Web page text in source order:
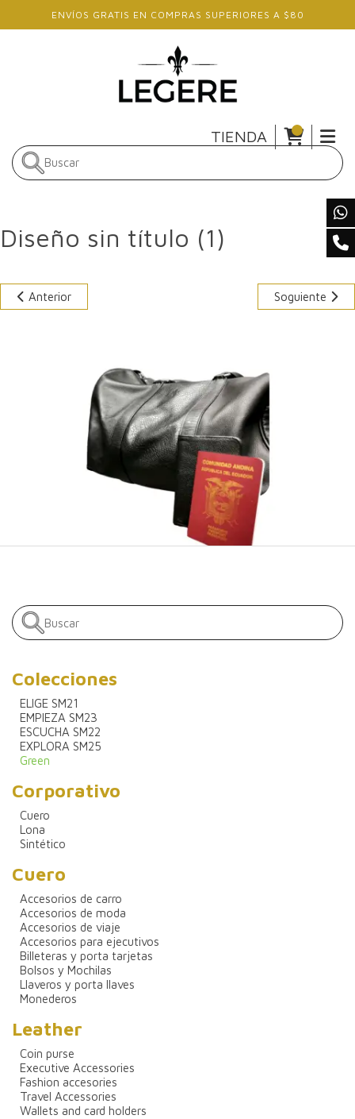
Skip to main content
ENVÍOS GRATIS EN COMPRAS SUPERIORES A $80
TIENDA
Diseño sin título (1)
Anterior Soguiente
Colecciones
ELIGE SM21
EMPIEZA SM23
ESCUCHA SM22
EXPLORA SM25
Green
Corporativo
Cuero
Lona
Sintético
Cuero
Accesorios de carro
Accesorios de moda
Accesorios de viaje
Accesorios para ejecutivos
Billeteras y porta tarjetas
Bolsos y Mochilas
Llaveros y porta llaves
Monederos
Leather
Coin purse
Executive Accessories
Fashion accesories
Travel Accessories
Wallets and card holders